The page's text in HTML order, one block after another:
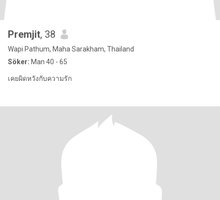
Premjit, 38
Wapi Pathum, Maha Sarakham, Thailand
Söker: Man 40 - 65
เคยผิดหวังกับความรัก